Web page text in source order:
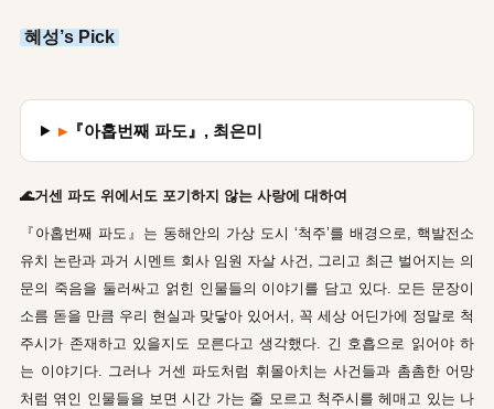
혜성’s Pick
▸『아홉번째 파도』, 최은미
🌊거센 파도 위에서도 포기하지 않는 사랑에 대하여
『아홉번째 파도』는 동해안의 가상 도시 ‘척주’를 배경으로, 핵발전소
유치 논란과 과거 시멘트 회사 임원 자살 사건, 그리고 최근 벌어지는 의
문의 죽음을 둘러싸고 얽힌 인물들의 이야기를 담고 있다. 모든 문장이
소름 돋을 만큼 우리 현실과 맞닿아 있어서, 꼭 세상 어딘가에 정말로 척
주시가 존재하고 있을지도 모른다고 생각했다. 긴 호흡으로 읽어야 하
는 이야기다. 그러나 거센 파도처럼 휘몰아치는 사건들과 촘촘한 어망
처럼 엮인 인물들을 보면 시간 가는 줄 모르고 척주시를 헤매고 있는 나